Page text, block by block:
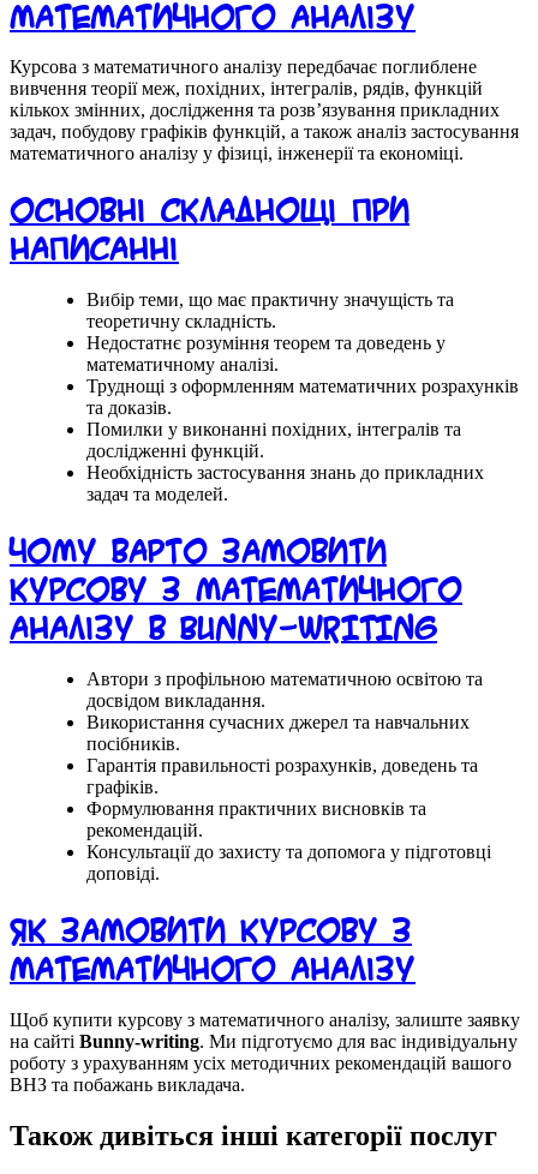
математичного аналізу
Курсова з математичного аналізу передбачає поглиблене
вивчення теорії меж, похідних, інтегралів, рядів, функцій
кількох змінних, дослідження та розв’язування прикладних
задач, побудову графіків функцій, а також аналіз застосування
математичного аналізу у фізиці, інженерії та економіці.
Основні складнощі при
написанні
Вибір теми, що має практичну значущість та
теоретичну складність.
Недостатнє розуміння теорем та доведень у
математичному аналізі.
Труднощі з оформленням математичних розрахунків
та доказів.
Помилки у виконанні похідних, інтегралів та
дослідженні функцій.
Необхідність застосування знань до прикладних
задач та моделей.
Чому варто замовити
курсову з математичного
аналізу в Bunny-writing
Автори з профільною математичною освітою та
досвідом викладання.
Використання сучасних джерел та навчальних
посібників.
Гарантія правильності розрахунків, доведень та
графіків.
Формулювання практичних висновків та
рекомендацій.
Консультації до захисту та допомога у підготовці
доповіді.
Як замовити курсову з
математичного аналізу
Щоб купити курсову з математичного аналізу, залиште заявку
на сайті Bunny-writing. Ми підготуємо для вас індивідуальну
роботу з урахуванням усіх методичних рекомендацій вашого
ВНЗ та побажань викладача.
Також дивіться інші категорії послуг